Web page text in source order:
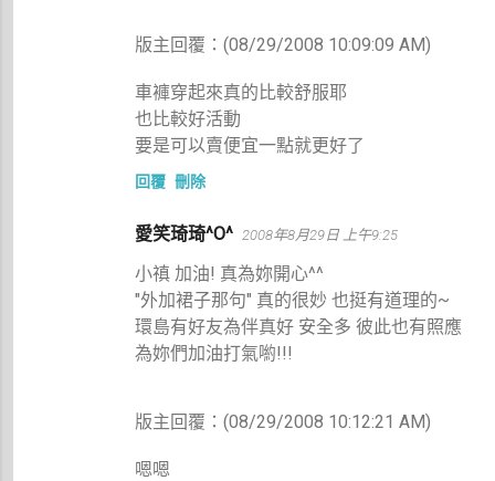
版主回覆：(08/29/2008 10:09:09 AM)
車褲穿起來真的比較舒服耶
也比較好活動
要是可以賣便宜一點就更好了
回覆 刪除
愛笑琦琦^O^ 2008年8月29日 上午9:25
小禛 加油! 真為妳開心^^
"外加裙子那句" 真的很妙 也挺有道理的~
環島有好友為伴真好 安全多 彼此也有照應
為妳們加油打氣喲!!!
版主回覆：(08/29/2008 10:12:21 AM)
嗯嗯